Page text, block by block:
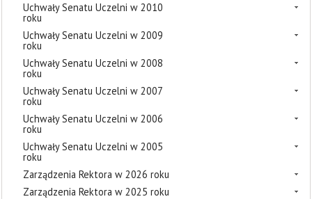
Uchwały Senatu Uczelni w 2010
roku
Uchwały Senatu Uczelni w 2009
roku
Uchwały Senatu Uczelni w 2008
roku
Uchwały Senatu Uczelni w 2007
roku
Uchwały Senatu Uczelni w 2006
roku
Uchwały Senatu Uczelni w 2005
roku
Zarządzenia Rektora w 2026 roku
Zarządzenia Rektora w 2025 roku